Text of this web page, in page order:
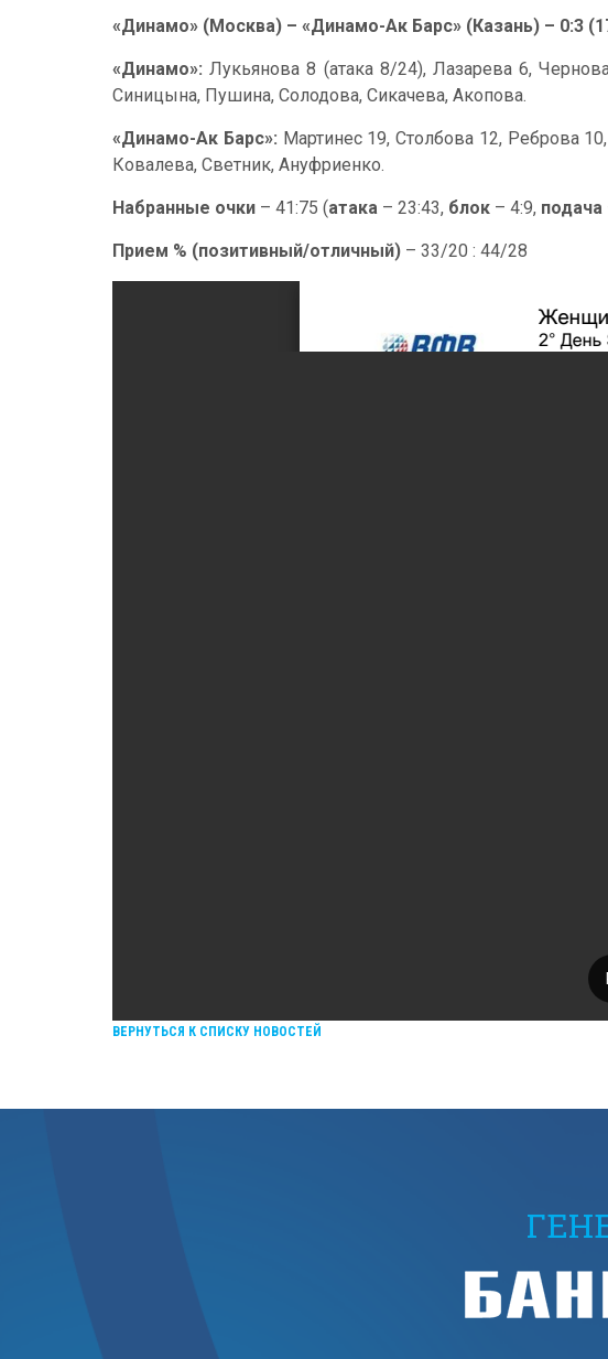
«Динамо» (Москва) – «Динамо-Ак Барс» (Казань) – 0:3
«Динамо»:Лукьянова 8 (атака 8/24), Лазарева 6,
Синицына, Пушина, Солодова, Сикачева, Акопова.
«Динамо-Ак Барс»: Мартинес 19, Столбова 12, Реброва
Ковалева, Светник, Ануфриенко.
Набранные очки – 41:75 (атака – 23:43, блок – 4:9, подача
Прием % (позитивный/отличный) – 33/20 : 44/28
ВЕРНУТЬСЯ К СПИСКУ НОВОСТЕЙ